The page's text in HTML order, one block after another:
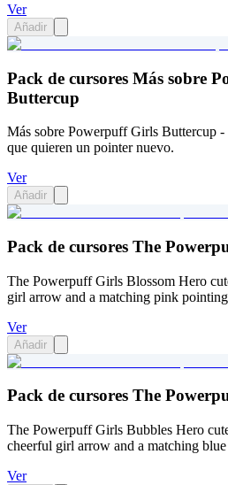
Ver
Añadir
Pack de cursores Más sobre
Buttercup
Más sobre Powerpuff Girls Buttercup -
que quieren un pointer nuevo.
Ver
Añadir
Pack de cursores The
The Powerpuff Girls Blossom Hero
girl arrow and a matching pink
Ver
Añadir
Pack de cursores The
The Powerpuff Girls Bubbles Hero
cheerful girl arrow and a matching
Ver